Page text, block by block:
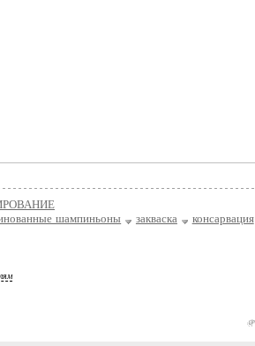
шампиньоны закваска консарвация